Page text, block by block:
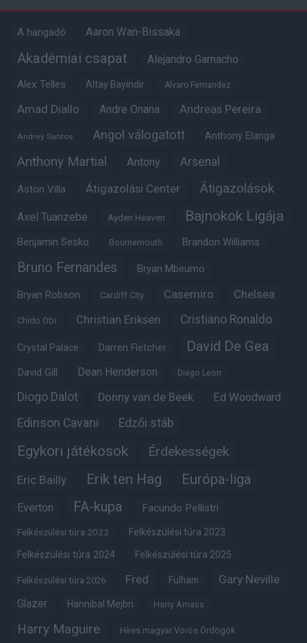
A hangadó Aaron Wan-Bissaka
Akadémiai csapat Alejandro Garnacho
Alex Telles Altay Bayindir Alvaro Fernandez
Amad Diallo Andre Onana Andreas Pereira
Andrey Santos Angol válogatott Anthony Elanga
Anthony Martial Antony Arsenal
Aston Villa Átigazolási Center Átigazolások
Axel Tuanzebe Ayden Heaven Bajnokok Ligája
Benjamin Sesko Bournemouth Brandon Williams
Bruno Fernandes Bryan Mbeumo
Bryan Robson Cardiff City Casemiro Chelsea
Chido Obi Christian Eriksen Cristiano Ronaldo
Crystal Palace Darren Fletcher David De Gea
David Gill Dean Henderson Diego Leon
Diogo Dalot Donny van de Beek Ed Woodward
Edinson Cavani Edzői stáb
Egykori játékosok Érdekességek
Eric Bailly Erik ten Hag Európa-liga
Everton FA-kupa Facundo Pellistri
Felkészülési túra 2022 Felkészülési túra 2023
Felkészülési túra 2024 Felkészülési túra 2025
Felkészülési túra 2026 Fred Fulham Gary Neville
Glazer Hannibal Mejbri Harry Amass
Harry Maguire Híres magyar Vörös Ördögök